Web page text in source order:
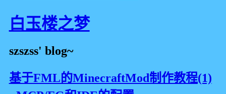
白玉楼之梦
szszss' blog~
基于FML的MinecraftMod制作教程(1)